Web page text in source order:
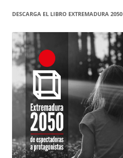
DESCARGA EL LIBRO EXTREMADURA 2050